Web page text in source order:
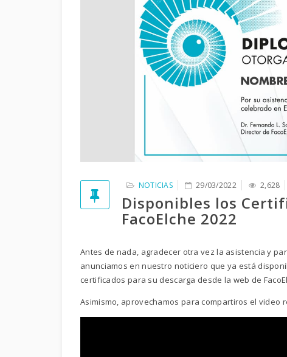
NOTICIAS 29/03/2022 2,628
Disponibles los
FacoElche 2022
Antes de nada, agradecer otra vez la asistencia y
anunciamos en nuestro noticiero que ya está
certificados para su descarga desde la web de
Asimismo, aprovechamos para compartiros el video